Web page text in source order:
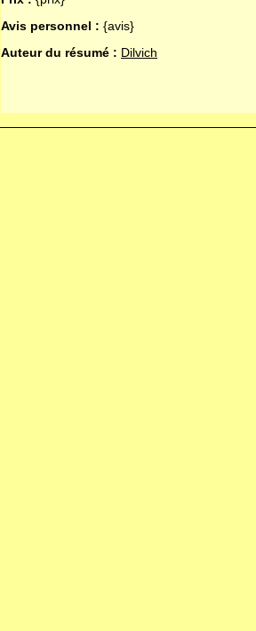
Avis personnel : {avis}
Auteur du résumé : Dilvich